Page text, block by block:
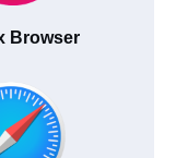
Browser